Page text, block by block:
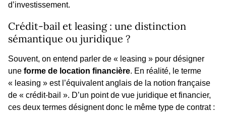
d’investissement.
Crédit-bail et leasing : une distinction
sémantique ou juridique ?
Souvent, on entend parler de « leasing » pour désigner
une forme de location financière. En réalité, le terme
« leasing » est l’équivalent anglais de la notion française
de « crédit-bail ». D’un point de vue juridique et financier,
ces deux termes désignent donc le même type de contrat :